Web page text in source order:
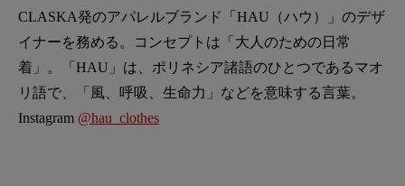
CLASKA発のアパレルブランド「HAU（ハウ）」のデザ
イナーを務める。コンセプトは「大人のための日常
着」。「HAU」は、ポリネシア諸語のひとつであるマオ
リ語で、「風、呼吸、生命力」などを意味する言葉。
Instagram @hau_clothes